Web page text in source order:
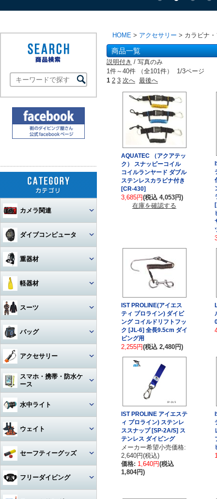
カメラ関連
セット
カメラ本体
カメラハウジング・ポート
一眼レフカメラハウジング
ミラーレスカメラハウジング
コンパクトカメラハウジング
ビデオカメラハウジング
ポート・ギア・オプション
レンズ
マクロレンズ
ワイドレンズ
レンズオプション・フィルタ
ー・アダプター
ストロボ
ストロボ本体
接続ケーブル
その他・アクセサリー
アーム・グリップ・ベース・ス
テー
フロートアーム
クランプ
アームセット
アーム関連
グリップ・ベース・ステー
アクションカメラ・GoPro
アクションカメラ・GoPro本
アクションカメラ・GoProア
クセサリー
ビデオライト
ビデオライト
ビデオライトアクセサリー・
パーツ
アクセサリー・その他
カメラメンテナンス用品
書籍・DVD
ダイブコンピュータ
ウォッチタイプ
大画面モデル
トランスミッター
コンソールモデル
DCアクセサリー・パーツ
下取り・キャンペーン
重器材
レギュレター
レギュレター
DINモデル
アクセサリー・その他
オクトパス
ゲージ
3連ゲージ
2連ゲージ
シングルゲージ
BCジャケット
スタビタイプ
フロントアジャスタブルタイ
プ
アクセサリー・その他
オクトパスインフレーター
(AIR-2等)
インフレーター
水深計
激安！重器材セット
おススメ！重器材セット
軽器材
マスク
2眼タイプ
フルフェイスマスク
マスク用レンズ
度入りマスク
アクセサリ・パーツ・その他
スノーケル
スノーケル本体
アクセサリ・パーツ・その他
フィン
フルフットタイプ
ストラップタイプ
アクセサリ・パーツ・その他
ブーツ
フルフットフィン向け
デッキソール（ボート向け）
カレンダーソール（磯、ビー
チ向け）
ローカット
その他
グローブ
3シーズングローブ
サマーグローブ
ウィンターグローブ
その他
ソックス
軽器材セット
オススメ！軽器材セット
スーツ
ウェットスーツ
ウェットスーツアクセサリー
ウェットスーツインナー
ドライスーツ
ドライスーツアクセサリー
ドライスーツインナー
ラッシュガード
レギンス
バッグ
メッシュバッグ（フルサイズ）
メッシュバッグ（ミニ）
キャスター・キャリーバッグ
ギアバッグ
ハードケース
ウォータープルーフバッグ
レギュレターバッグ
アクセサリー
ナイフ
ステンレス
折りたたみ
クッキング向け
他
ハサミ
ラインカッター
カラビナ・フック
コイルランヤード
ストラップ
ホース・ゲージ・オクトパスホ
スマホ・携帯・防水ケ
ース
（DIVE）
iPhone・スマホ・携帯
iPad用
アクセサリー・その他
水中ライト
ワイドタイプ
ワイド・スポット切り替えタイ
ハロゲン・その他
ウェイト
ウェイト
ベルトタイプ
セーフティーグッズ
フロート・シグナルブイ
フリーダイビング
HOME > アクセサリー > カラビナ
商品一覧
説明付き / 写真のみ
1件～40件 （全101件） 1/3ページ
1 2 3 次へ 最後へ
AQUATEC （アクアテッ
ク） スナッピーコイル
コイルランヤード ダブル
ステンレスカラビナ付き
[CR-430]
3,685円(税込 4,053円)
在庫を確認する
IST PROLINE(アイエス
ティ プロライン) ダイビ
ング コイルドリフトフッ
ク [JL-6] 全長9.5cm ダイ
ビング用
2,255円(税込 2,480円)
IST PROLINE アイエステ
ィ プロライン) ステンレ
ススナップ [SP-2A/S] ス
テンレス ダイビング
メーカー希望小売価格:
2,640円(税込)
価格: 1,640円(税込
1,804円)